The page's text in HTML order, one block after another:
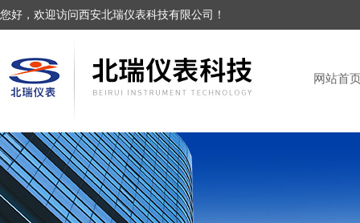
您好，欢迎访问西安北瑞仪表科技有限公司！
网站首